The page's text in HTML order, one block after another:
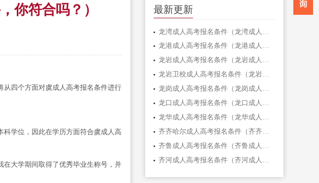
你符合吗？）
从四个方面对虞成人高考报名条件进行
学位，因此在学历方面符合虞成人高
大学期间取得了优秀毕业生称号，并
最新更新
龙港成人高考报名条件（龙港成人高考报名条件详解）
龙岩成人高考报名条件（龙岩成人高考报名条件详解）
龙岩卫校成人高考报名条件（龙岩卫校成人高考报名条件解析）
龙岗成人高考报名条件（龙岗成人高考报名条件大揭秘！）
龙口成人高考报名条件（龙口成人高考报名条件一览）
龙华成人高考报名条件（龙华成人高考报名条件，你符合吗？）
齐齐哈尔成人高考报名条件（齐齐哈尔成人高考报名条件解析）